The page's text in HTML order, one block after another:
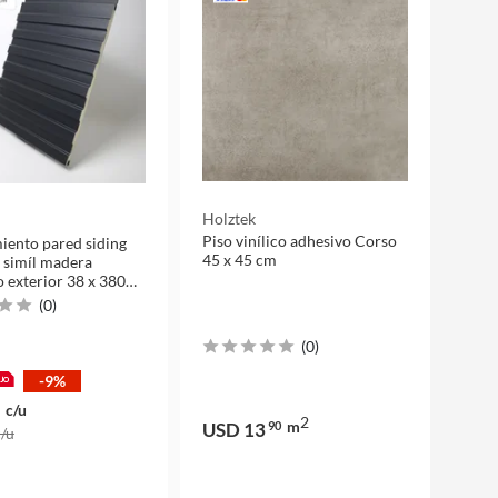
pared siding
madera
exterior 38 x 380
(0)
-9%
c/u
u
Holztek
Piso vinílico adhesivo Corso
45 x 45 cm
(0)
USD 1390 m2